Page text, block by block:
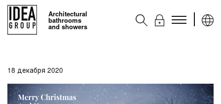
Architectural
bathrooms
and showers
Услуги
18 декабря 2020